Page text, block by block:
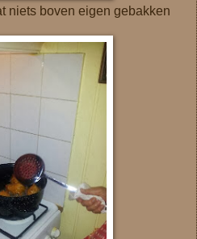
niets boven eigen gebakken